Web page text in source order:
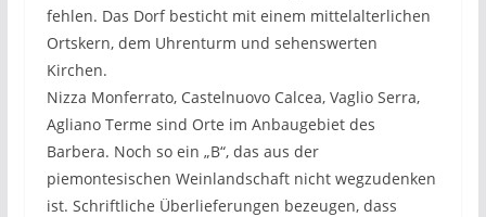
fehlen. Das Dorf besticht mit einem mittelalterlichen
Ortskern, dem Uhrenturm und sehenswerten
Kirchen.
Nizza Monferrato, Castelnuovo Calcea, Vaglio Serra,
Agliano Terme sind Orte im Anbaugebiet des
Barbera. Noch so ein „B“, das aus der
piemontesischen Weinlandschaft nicht wegzudenken
ist. Schriftliche Überlieferungen bezeugen, dass